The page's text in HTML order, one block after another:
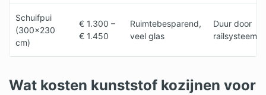
Schuifpui
(300×230
cm)
€ 1.300 –
€ 1.450
Ruimtebesparend,
veel glas
Duur door
railsysteem
Wat kosten kunststof kozijnen voor